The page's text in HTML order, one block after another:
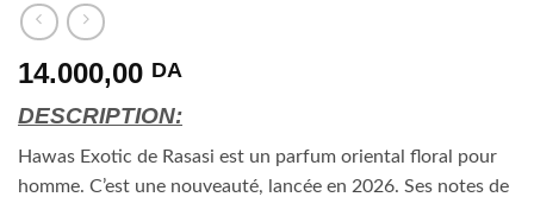
14.000,00 DA
DESCRIPTION:
Hawas Exotic de Rasasi est un parfum oriental floral pour
homme. C’est une nouveauté, lancée en 2026. Ses notes de